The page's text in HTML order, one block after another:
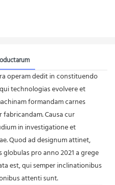
operam dedit in constituendo
technologias evolvere et
formandam carnes
Causa cur
in investigatione et
Quod ad designum attinet,
pro anno 2021 a grege
est, qui semper inclinationibus
attenti sunt.